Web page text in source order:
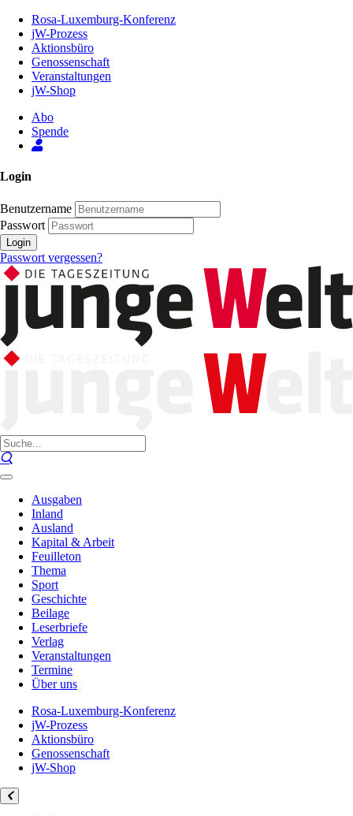
Inhalt
Seite
Rosa-Luxemburg-Konferenz
jW-Prozess
Aktionsbüro
Genossenschaft
Veranstaltungen
jW-Shop
Abo
Spende
Login
Benutzername
Passwort
Login
Passwort vergessen?
Ausgaben
Inland
Ausland
Kapital & Arbeit
Feuilleton
Thema
Sport
Geschichte
Beilage
Leserbriefe
Verlag
Veranstaltungen
Termine
Über uns
Rosa-Luxemburg-Konferenz
jW-Prozess
Aktionsbüro
Genossenschaft
jW-Shop